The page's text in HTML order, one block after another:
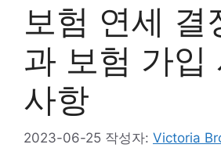
보험 연세 결
과 보험 가입
사항
2023-06-25 작성자: Victoria